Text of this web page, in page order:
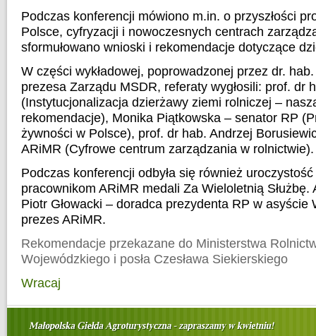
Podczas konferencji mówiono m.in. o przyszłości
Polsce, cyfryzacji i nowoczesnych centrach
sformułowano wnioski i rekomendacje dotyczące
W części wykładowej, poprowadzonej przez dr.
prezesa Zarządu MSDR, referaty wygłosili: prof. dr
(Instytucjonalizacja dzierżawy ziemi rolniczej –
rekomendacje), Monika Piątkowska – senator RP
żywności w Polsce), prof. dr hab. Andrzej
ARiMR (Cyfrowe centrum zarządzania w rolnictwie).
Podczas konferencji odbyła się również
pracownikom ARiMR medali Za Wieloletnią Służbę.
Piotr Głowacki – doradca prezydenta RP w asyście
prezes ARiMR.
Rekomendacje przekazane do Ministerstwa
Wojewódzkiego i posła Czesława Siekierskiego
Wracaj